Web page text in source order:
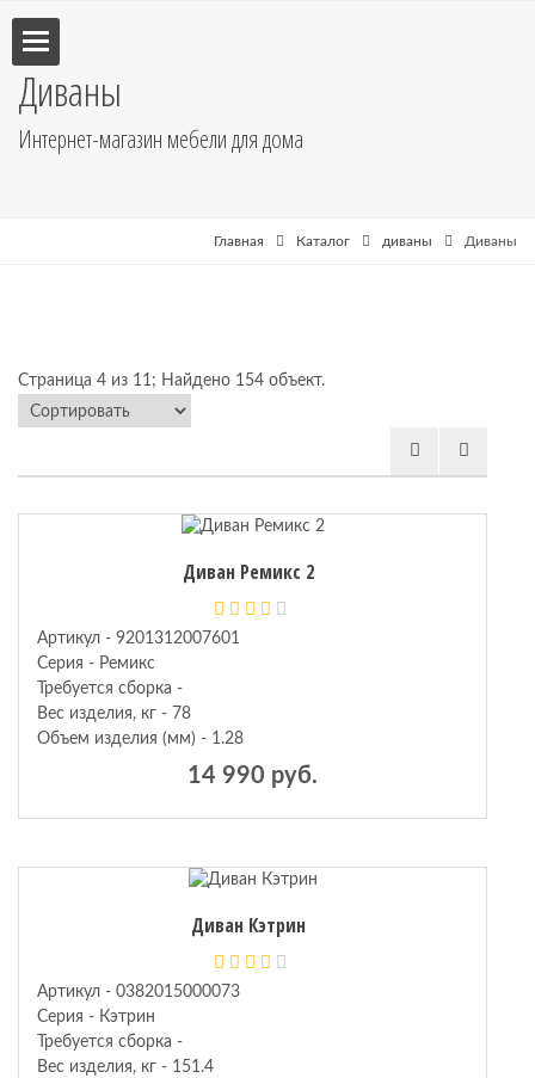
Диваны
Интернет-магазин мебели для дома
Главная Каталог диваны Диваны
Страница 4 из 11; Найдено 154 объект.
Диван Ремикс 2
Артикул - 9201312007601
Серия - Ремикс
Требуется сборка -
Вес изделия, кг - 78
Объем изделия (мм) - 1.28
14 990 руб.
Диван Кэтрин
Артикул - 0382015000073
Серия - Кэтрин
Требуется сборка -
Вес изделия, кг - 151.4